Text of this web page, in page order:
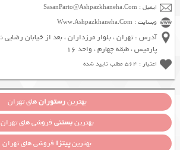
ایمیل : SasanParto@Ashpazkhaneha.Com
وبسایت : Www.Ashpazkhaneha.Com
پارمیس ، طبقه چهارم ، واحد 16
اعتبار : 564 مطلب تایید شده
بهترینرستورانهای تهران
بهترینبستنی فروشی های تهران
بهترینپیتزا فروشی های تهران